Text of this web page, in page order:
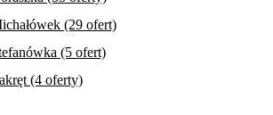
(29 ofert)
(5 ofert)
(4 oferty)